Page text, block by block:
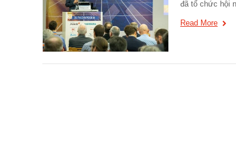
đã tổ chức hội
Read More